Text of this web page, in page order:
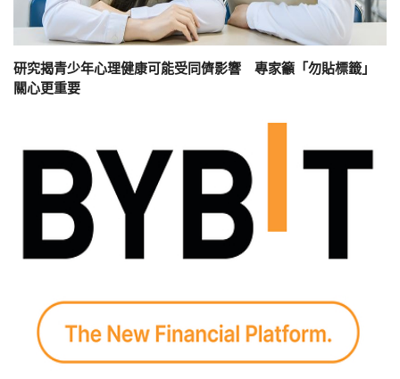
研究揭青少年心理健康可能受同儕影響 專家籲「勿貼標籤」
關心更重要